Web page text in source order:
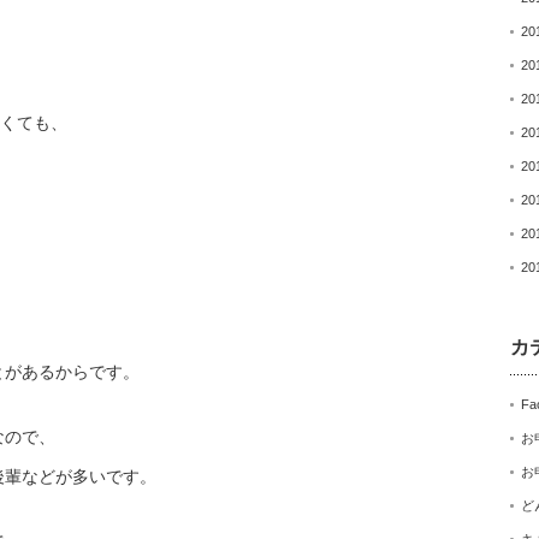
ても、
あるからです。
で、
などが多いです。
カ
お
お
ど